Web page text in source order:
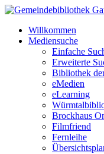
Willkommen
Mediensuche
Einfache
Erweiterte
Bibliothek
eMedien
eLearning
Brockhaus
Filmfriend
Fernleihe